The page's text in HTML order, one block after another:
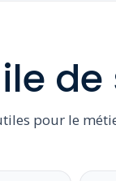
pour le